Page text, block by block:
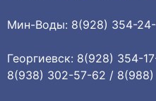
Мин-Воды: 8(928) 354-
Георгиевск: 8(928) 354-
8(938) 302-57-62 / 8(988)